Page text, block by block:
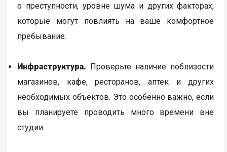
о преступности, уровне шума и других факторах,
которые могут повлиять на ваше комфортное
пребывание.
Инфраструктура. Проверьте наличие поблизости
магазинов, кафе, ресторанов, аптек и других
необходимых объектов. Это особенно важно, если
вы планируете проводить много времени вне
студии.